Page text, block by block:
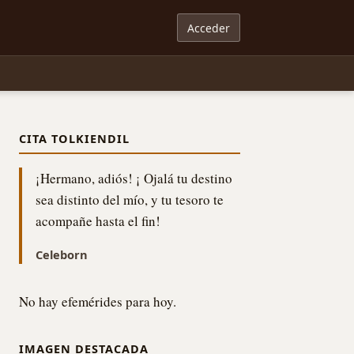
Acceder
CITA TOLKIENDIL
¡Hermano, adiós! ¡ Ojalá tu destino
sea distinto del mío, y tu tesoro te
acompañe hasta el fin!
Celeborn
No hay efemérides para hoy.
IMAGEN DESTACADA